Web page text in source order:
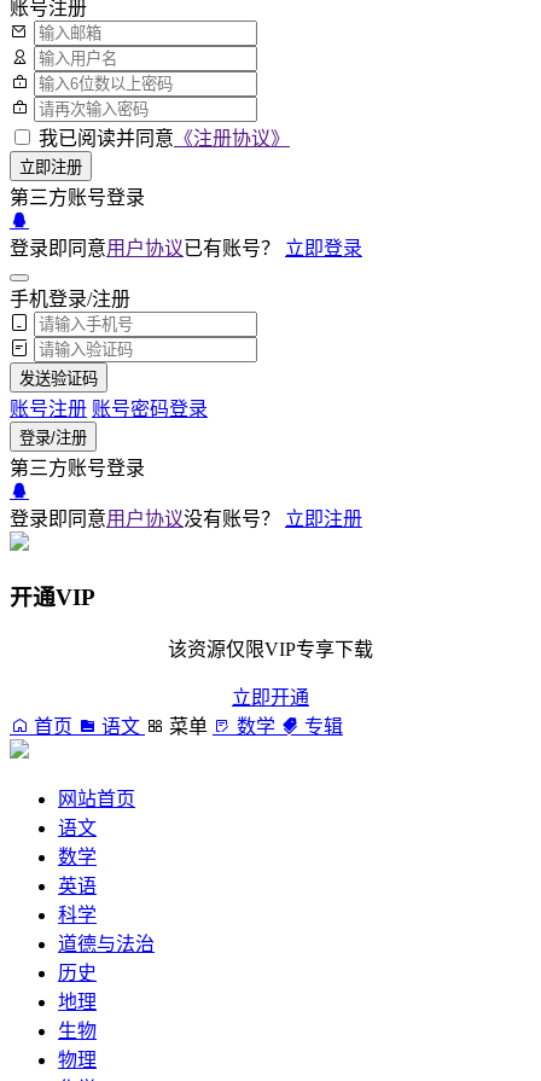
账号注册
我已阅读并同意 《注册协议》
立即注册
第三方账号登录
登录即同意用户协议已有账号？ 立即登录
手机登录/注册
发送验证码
账号注册 账号密码登录
登录/注册
第三方账号登录
登录即同意用户协议没有账号？ 立即注册
开通VIP
该资源仅限VIP专享下载
立即开通
首页
语文 菜单 数学 专辑
网站首页
语文
数学
英语
科学
道德与法治
历史
地理
生物
物理